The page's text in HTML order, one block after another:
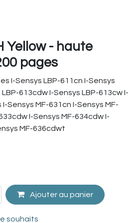
Yellow - haute
pages
I-Sensys LBP-611cn I-Sensys
613cdw I-Sensys LBP-613cw I-
Sensys MF-631cn I-Sensys MF-
I-Sensys MF-634cdw I-
MF-636cdwt
Ajouter au panier
souhaits